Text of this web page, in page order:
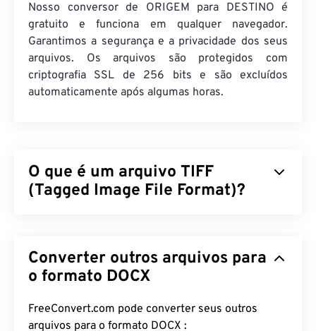
Nosso conversor de ORIGEM para DESTINO é
gratuito e funciona em qualquer navegador.
Garantimos a segurança e a privacidade dos seus
arquivos. Os arquivos são protegidos com
criptografia SSL de 256 bits e são excluídos
automaticamente após algumas horas.
O que é um arquivo TIFF
(Tagged Image File Format)?
de imagem mais comuns. O uso mais comum de
arquivos TIFF é em anúncios digitais e editoração
confere a esse formato de arquivo a flexibilidade
de funcionar como umcontêiner
Converter outros arquivos para
o formato DOCX
FreeConvert.com pode converter seus outros
arquivos para o formato DOCX :